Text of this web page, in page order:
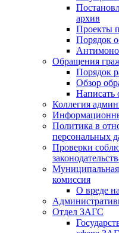
архив
Проекты
Порядок
Обращения
Порядок
Обзор
Написать
Коллегия
Политика в
персональных
Проверки
Муниципальная
комиссия
О вреде
Отдел ЗАГС